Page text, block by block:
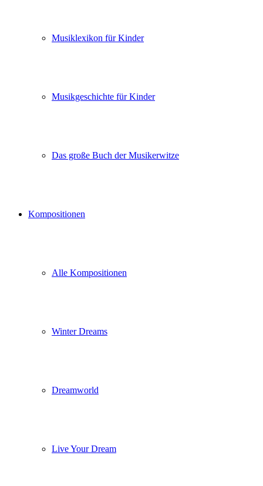
Musiklexikon für Kinder
Musikgeschichte für Kinder
Das große Buch der Musikerwitze
Kompositionen
Alle Kompositionen
Winter Dreams
Dreamworld
Live Your Dream